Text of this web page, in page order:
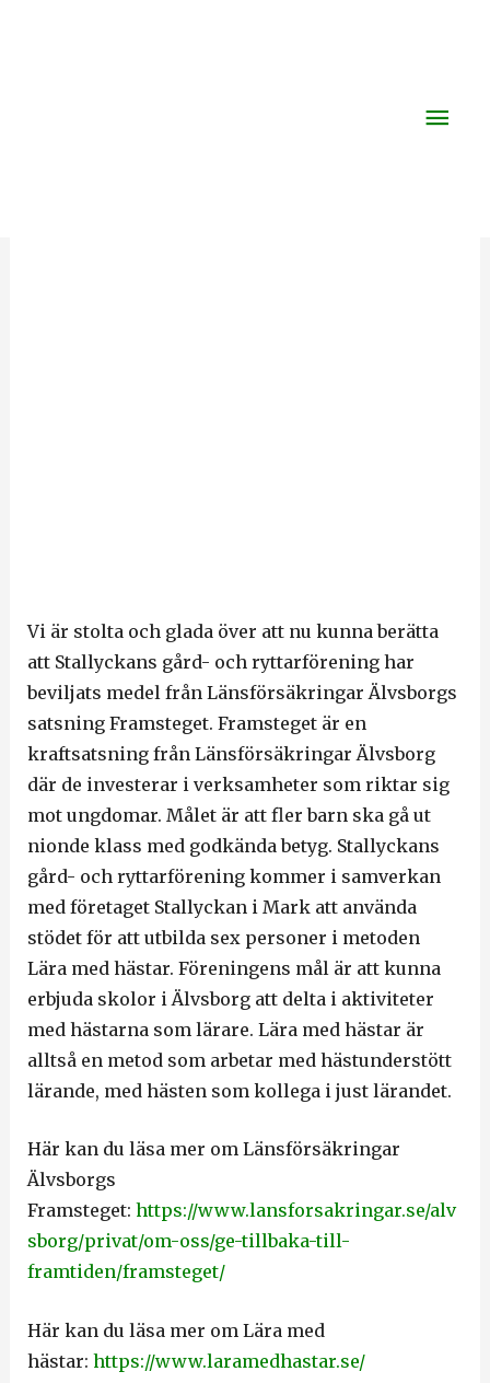
Vi är stolta och glada över att nu kunna berätta
att Stallyckans gård- och ryttarförening har
beviljats medel från Länsförsäkringar Älvsborgs
satsning Framsteget. Framsteget är en
kraftsatsning från Länsförsäkringar Älvsborg
där de investerar i verksamheter som riktar sig
mot ungdomar. Målet är att fler barn ska gå ut
nionde klass med godkända betyg. Stallyckans
gård- och ryttarförening kommer i samverkan
med företaget Stallyckan i Mark att använda
stödet för att utbilda sex personer i metoden
Lära med hästar. Föreningens mål är att kunna
erbjuda skolor i Älvsborg att delta i aktiviteter
med hästarna som lärare. Lära med hästar är
alltså en metod som arbetar med hästunderstött
lärande, med hästen som kollega i just lärandet.
Här kan du läsa mer om Länsförsäkringar
Älvsborgs
Framsteget: https://www.lansforsakringar.se/alv
sborg/privat/om-oss/ge-tillbaka-till-
framtiden/framsteget/
Här kan du läsa mer om Lära med
hästar: https://www.laramedhastar.se/